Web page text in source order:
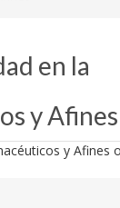
en la
y Afines